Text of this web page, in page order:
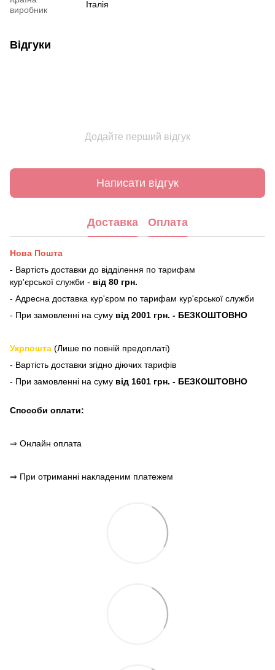
виробник
Італія
Відгуки
Додайте перший відгук
Написати відгук
Доставка Оплата
Нова Пошта
- Вартість доставки до відділення по тарифам
кур'єрської служби - від 80 грн.
- Адресна доставка кур'єром по тарифам кур'єрської служби
- При замовленні на суму від 2001 грн. - БЕЗКОШТОВНО
Укрпошта (Лише по повній предоплаті)
- Вартість доставки згідно діючих тарифів
- При замовленні на суму від 1601 грн. - БЕЗКОШТОВНО
Способи оплати:
⇒ Онлайн оплата
⇒ При отриманні накладеним платежем